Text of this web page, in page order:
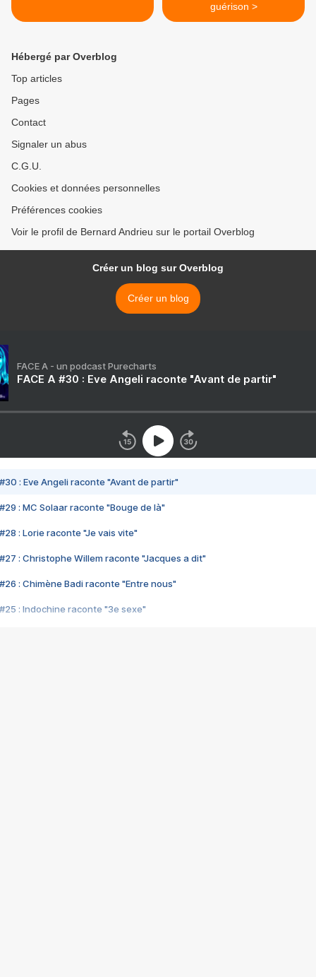
guérison >
Hébergé par Overblog
Top articles
Pages
Contact
Signaler un abus
C.G.U.
Cookies et données personnelles
Préférences cookies
Voir le profil de Bernard Andrieu sur le portail Overblog
Créer un blog sur Overblog
Créer un blog
FACE A - un podcast Purecharts
FACE A #30 : Eve Angeli raconte "Avant de partir"
#30 : Eve Angeli raconte "Avant de partir"
#29 : MC Solaar raconte "Bouge de là"
#28 : Lorie raconte "Je vais vite"
#27 : Christophe Willem raconte "Jacques a dit"
#26 : Chimène Badi raconte "Entre nous"
#25 : Indochine raconte "3e sexe"